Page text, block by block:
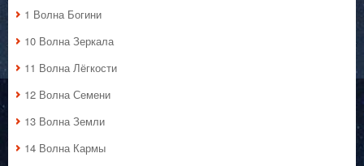
1 Волна Богини
10 Волна Зеркала
11 Волна Лёгкости
12 Волна Семени
13 Волна Земли
14 Волна Кармы